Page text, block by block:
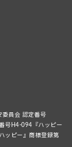
委員会 認定番号
号H4-094『ハッピー
ッピー』商標登録第